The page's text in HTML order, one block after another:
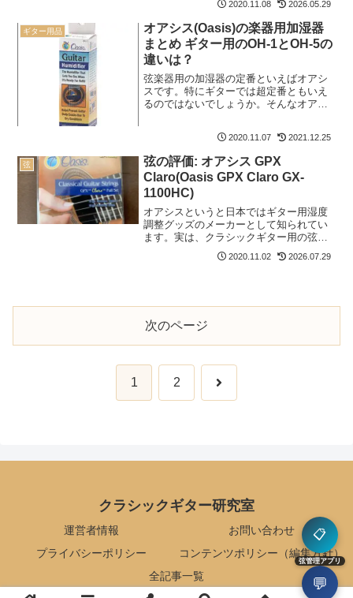
とトレンドを踏まえたラインナップで
す。そんな知られざるオアシスのクラシ
ックギター用弦についてまと...
2020.11.08 2026.05.29
ギター用品
オアシス(Oasis)の楽器用加湿器
まとめ ギター用のOH-1とOH-5の
違いは？
弦楽器用の加湿器の定番といえばオアシ
スです。特にギターでは超定番ともいえ
るのではないでしょうか。そんなオアシ
す。この記事ではオアシスの加湿器につ
いてまとめてみました。ギタ...
2020.11.07 2021.12.25
弦
弦の評価: オアシス GPX
Claro(Oasis GPX Claro GX-
1100HC)
オアシスというと日本ではギター用湿度
調整グッズのメーカーとして知られてい
ます。実は、クラシックギター用の弦も
販売しているんです。今回はそんなオア
シスのラインナップのなかから、GPX
2020.11.02 2026.07.29
次のページ
1 2 次
クラシックギター研究室
運営者情報
お問い合わせ
プライバシーポリシー
コンテンツポリシー（編集方針）
全記事一覧
📋
弦管理アプリ
💬